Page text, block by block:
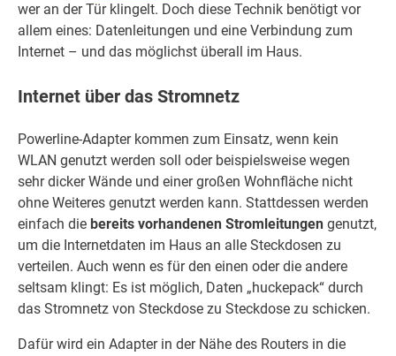
wer an der Tür klingelt. Doch diese Technik benötigt vor
allem eines: Datenleitungen und eine Verbindung zum
Internet – und das möglichst überall im Haus.
Internet über das Stromnetz
Powerline-Adapter kommen zum Einsatz, wenn kein
WLAN genutzt werden soll oder beispielsweise wegen
sehr dicker Wände und einer großen Wohnfläche nicht
ohne Weiteres genutzt werden kann. Stattdessen werden
einfach die bereits vorhandenen Stromleitungen genutzt,
um die Internetdaten im Haus an alle Steckdosen zu
verteilen. Auch wenn es für den einen oder die andere
seltsam klingt: Es ist möglich, Daten „huckepack“ durch
das Stromnetz von Steckdose zu Steckdose zu schicken.
Dafür wird ein Adapter in der Nähe des Routers in die